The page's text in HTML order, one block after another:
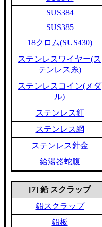
SUS384
SUS385
18クロム(SUS430)
ステンレスワイヤー(ス
テンレス糸)
ステンレスコイン(メダ
ル)
ステンレス釘
ステンレス網
ステンレス針金
給湯器蛇腹
[7] 鉛 スクラップ
鉛スクラップ
鉛板